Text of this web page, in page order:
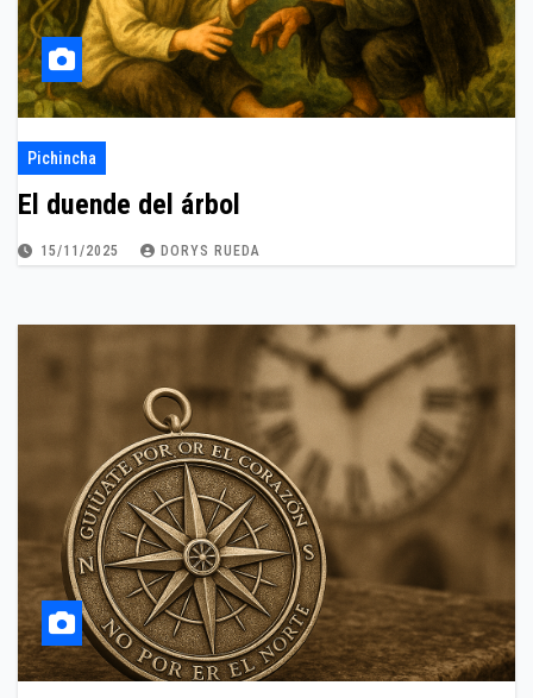
Pichincha
El duende del árbol
15/11/2025 DORYS RUEDA